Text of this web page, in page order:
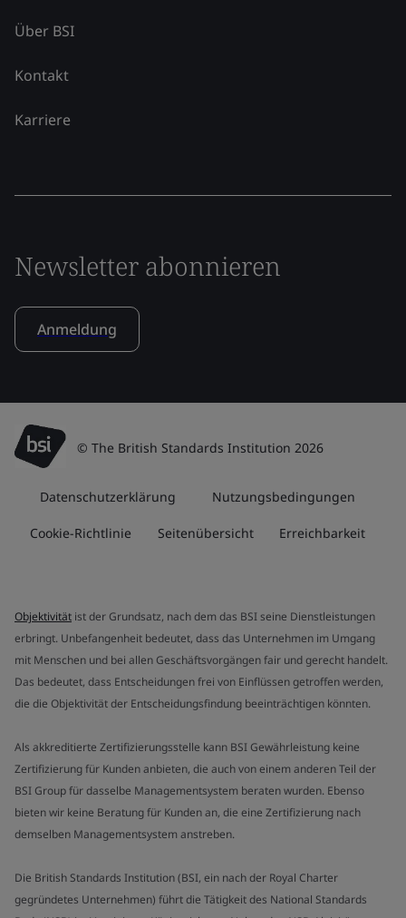
Über BSI
Kontakt
Karriere
Newsletter abonnieren
Anmeldung
© The British Standards Institution 2026
Datenschutzerklärung Nutzungsbedingungen
Cookie-Richtlinie Seitenübersicht Erreichbarkeit
Objektivität ist der Grundsatz, nach dem das BSI seine Dienstleistungen
erbringt. Unbefangenheit bedeutet, dass das Unternehmen im Umgang
mit Menschen und bei allen Geschäftsvorgängen fair und gerecht handelt.
Das bedeutet, dass Entscheidungen frei von Einflüssen getroffen werden,
die die Objektivität der Entscheidungsfindung beeinträchtigen könnten.
Als akkreditierte Zertifizierungsstelle kann BSI Gewährleistung keine
Zertifizierung für Kunden anbieten, die auch von einem anderen Teil der
BSI Group für dasselbe Managementsystem beraten wurden. Ebenso
bieten wir keine Beratung für Kunden an, die eine Zertifizierung nach
demselben Managementsystem anstreben.
Die British Standards Institution (BSI, ein nach der Royal Charter
gegründetes Unternehmen) führt die Tätigkeit des National Standards